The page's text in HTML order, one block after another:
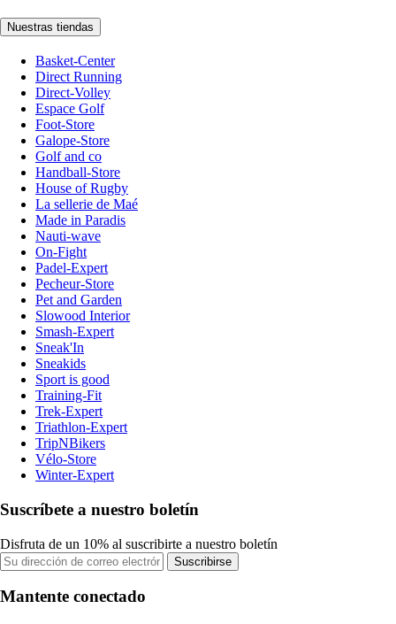
Nuestras tiendas
Basket-Center
Direct Running
Direct-Volley
Espace Golf
Foot-Store
Galope-Store
Golf and co
Handball-Store
House of Rugby
La sellerie de Maé
Made in Paradis
Nauti-wave
On-Fight
Padel-Expert
Pecheur-Store
Pet and Garden
Slowood Interior
Smash-Expert
Sneak'In
Sneakids
Sport is good
Training-Fit
Trek-Expert
Triathlon-Expert
TripNBikers
Vélo-Store
Winter-Expert
Suscríbete a nuestro boletín
Disfruta de un 10% al suscribirte a nuestro boletín
Suscribirse
Mantente conectado